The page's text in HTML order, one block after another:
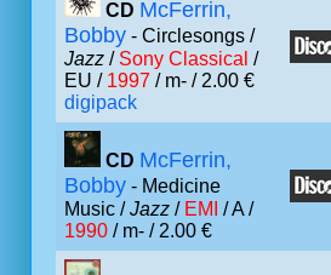
CD McFerrin,
Bobby - Circlesongs /
Jazz / Sony Classical /
EU / 1997 / m- / 2.00 €
digipack
CD McFerrin,
Bobby - Medicine
Music /Jazz / EMI / A /
1990 / m- / 2.00 €